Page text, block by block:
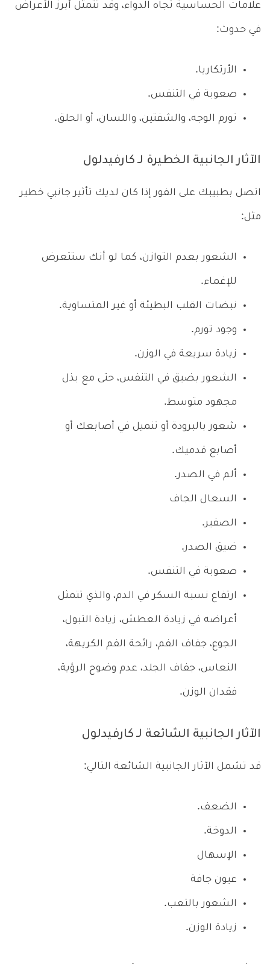
علامات الحساسية تجاه الدواء، وقد تتمثل أبرز الأعراض
في حدوث:
الأرتكاريا.
صعوبة في التنفس.
تورم الوجه، والشفتين، واللسان، أو الحلق.
الآثار الجانبية الخطيرة لـ كارفيدلول
اتصل بطبيبك على الفور إذا كان لديك تأثير جانبي خطير
مثل:
الشعور بعدم التوازن، كما لو أنك ستتعرض
للإغماء.
نبضات القلب البطيئة أو غير المتساوية.
وجود تورم.
زيادة سريعة في الوزن.
الشعور بضيق في التنفس، حتى مع بذل
مجهود متوسط.
شعور بالبرودة أو تنميل في أصابعك أو
أصابع قدميك.
ألم في الصدر.
السعال الجاف
الصفير.
ضيق الصدر.
صعوبة في التنفس.
ارتفاع نسبة السكر في الدم، والذي تتمثل
أعراضه في زيادة العطش، زيادة التبول،
الجوع، جفاف الفم، رائحة الفم الكريهة،
النعاس، جفاف الجلد، عدم وضوح الرؤية،
فقدان الوزن.
الآثار الجانبية الشائعة لـ كارفيدلول
قد تشمل الآثار الجانبية الشائعة التالي:
الضعف.
الدوخة.
الإسهال
عيون جافة
الشعور بالتعب.
زيادة الوزن.